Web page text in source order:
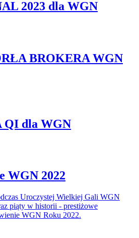
2023 dla WGN
BROKERA WGN
QI dla WGN
WGN 2022
Uroczystej Wielkiej Gali WGN
piąty w historii - prestiżowe
WGN Roku 2022.